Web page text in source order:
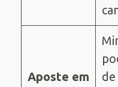
Aposte em
de